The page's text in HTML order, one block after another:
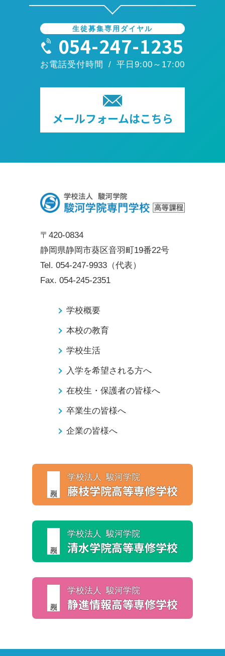
生徒募集専用ダイヤル
054-247-1235
お電話受付時間 / 平日9:00～17:00
メールフォームはこちら
〒420-0834
静岡県静岡市葵区音羽町19番22号
Tel. 054-247-9933（代表）
Fax. 054-245-2351
学校概要
本校の教育
学校生活
入学を希望される方へ
在校生・保護者の皆様へ
卒業生の皆様へ
企業の皆様へ
学校法人 駿河学院
藤枝学院高等専修学校
学校法人 駿河学院
清水学院高等専修学校
学校法人 駿河学院
静進情報高等専修学校